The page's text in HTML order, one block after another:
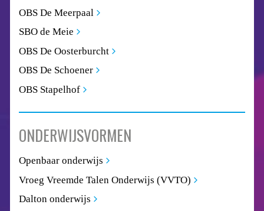
OBS De Meerpaal
SBO de Meie
OBS De Oosterburcht
OBS De Schoener
OBS Stapelhof
ONDERWIJSVORMEN
Openbaar onderwijs
Vroeg Vreemde Talen Onderwijs (VVTO)
Dalton onderwijs